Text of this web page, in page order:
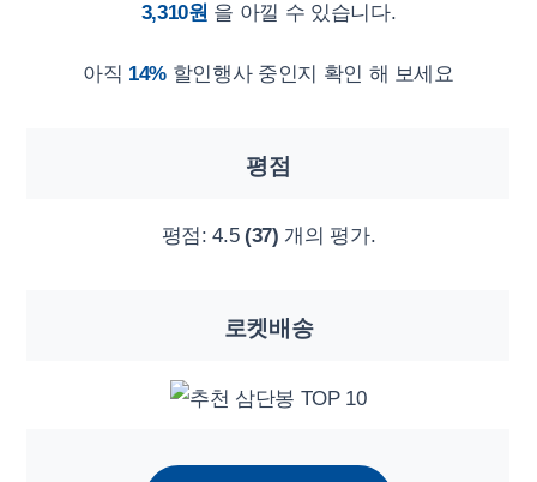
3,310원 을 아낄 수 있습니다.
아직 14%할인행사 중인지 확인 해 보세요
평점
평점:4.5 (37) 개의 평가.
로켓배송